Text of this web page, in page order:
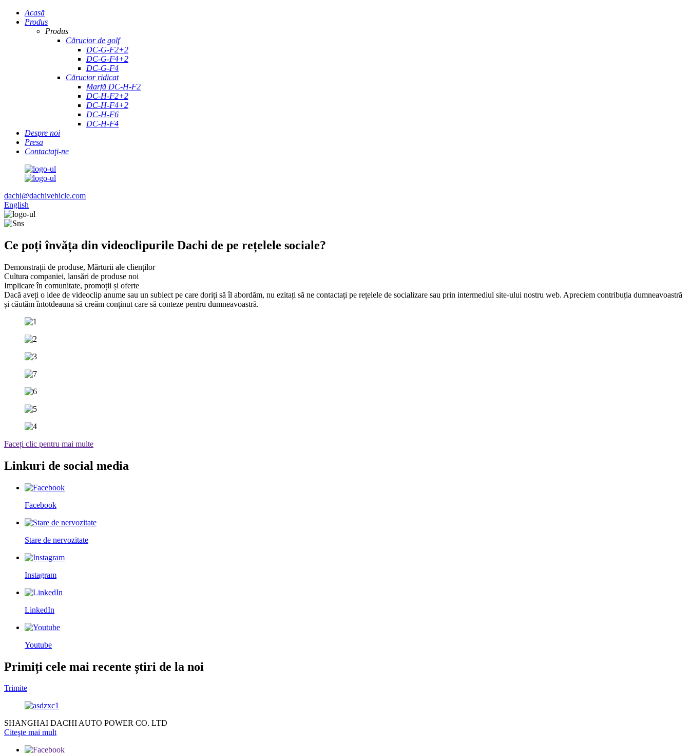
Acasă
Produs
Produs
Cărucior de golf
DC-G-F2+2
DC-G-F4+2
DC-G-F4
Cărucior ridicat
Marfă DC-H-F2
DC-H-F2+2
DC-H-F4+2
DC-H-F6
DC-H-F4
Despre noi
Presa
Contactaţi-ne
dachi@dachivehicle.com
English
Ce poți învăța din videoclipurile Dachi de pe rețelele sociale?
Demonstrații de produse, Mărturii ale clienților
Cultura companiei, lansări de produse noi
Implicare în comunitate, promoții și oferte
Dacă aveți o idee de videoclip anume sau un subiect pe care doriți să îl abordăm, nu ezitați să ne contactați pe rețelele de socializare sau prin intermediul site-ului nostru web. Apreciem contribuția dumneavoastră
și căutăm întotdeauna să creăm conținut care să conteze pentru dumneavoastră.
Faceți clic pentru mai multe
Linkuri de social media
Facebook
Stare de nervozitate
Instagram
LinkedIn
Youtube
Primiți cele mai recente știri de la noi
Trimite
SHANGHAI DACHI AUTO POWER CO. LTD
Citeşte mai mult